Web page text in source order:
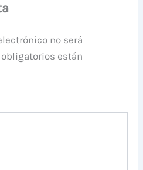
no será
están